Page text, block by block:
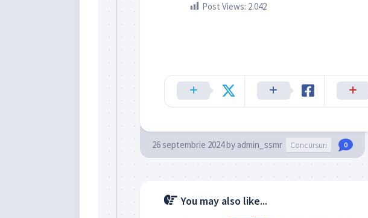
Post Views: 2.042
26 septembrie 2024by admin_ssmr Concursuri 0
You may also like...